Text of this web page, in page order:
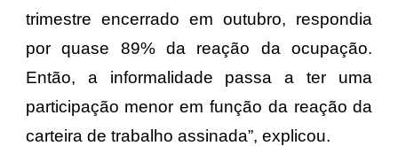
trimestre encerrado em outubro, respondia
por quase 89% da reação da ocupação.
Então, a informalidade passa a ter uma
participação menor em função da reação da
carteira de trabalho assinada”, explicou.